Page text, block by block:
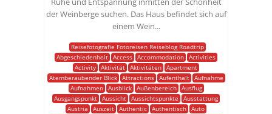
der Weinberge suchen. Das Haus befindet sich auf
einem Wein...
Reisefotografie Fotoreisen Reiseblog Roadtrip
Abgeschiedenheit Access Accommodation Activities
Activity Aktivität Aktivitäten Apartment
Atemberaubender Blick
Attractions Aufenthalt
Aufnahme
Aufnahmen
Ausblick Außenbereich
Ausflug
Ausgangspunkt Aussicht Aussichtspunkte
Ausstattung
Austria
Auszeit Authentic Authentisch Auto